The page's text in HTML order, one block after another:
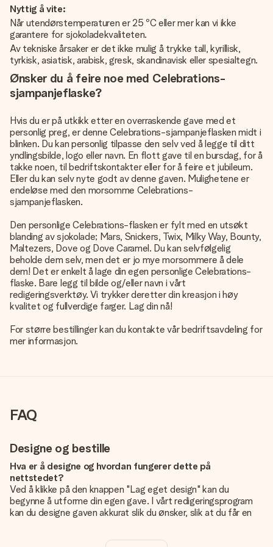
Nyttig å vite:
Når utendørstemperaturen er 25 ºC eller mer kan vi ikke
garantere for sjokoladekvaliteten.
Av tekniske årsaker er det ikke mulig å trykke tall, kyrillisk,
tyrkisk, asiatisk, arabisk, gresk, skandinavisk eller spesialtegn.
Ønsker du å feire noe med Celebrations-
sjampanjeflaske?
Hvis du er på utkikk etter en overraskende gave med et
personlig preg, er denne Celebrations-sjampanjeflasken midt i
blinken. Du kan personlig tilpasse den selv ved å legge til ditt
yndlingsbilde, logo eller navn. En flott gave til en bursdag, for å
takke noen, til bedriftskontakter eller for å feire et jubileum.
Eller du kan selv nyte godt av denne gaven. Mulighetene er
endeløse med den morsomme Celebrations-
sjampanjeflasken.
Den personlige Celebrations-flasken er fylt med en utsøkt
blanding av sjokolade; Mars, Snickers, Twix, Milky Way, Bounty,
Maltezers, Dove og Dove Caramel. Du kan selvfølgelig
beholde dem selv, men det er jo mye morsommere å dele
dem! Det er enkelt å lage din egen personlige Celebrations-
flaske. Bare legg til bilde og/eller navn i vårt
redigeringsverktøy. Vi trykker deretter din kreasjon i høy
kvalitet og fullverdige farger. Lag din nå!
For større bestillinger kan du kontakte vår bedriftsavdeling for
mer informasjon.
FAQ
Designe og bestille
Hva er å designe og hvordan fungerer dette på
nettstedet?
Ved å klikke på den knappen "Lag eget design" kan du
begynne å utforme din egen gave. I vårt redigeringsprogram
kan du designe gaven akkurat slik du ønsker, slik at du får en